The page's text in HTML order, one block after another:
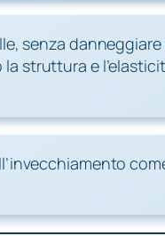
senza
struttura e